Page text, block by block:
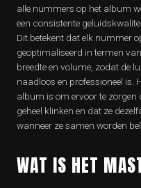
alle nummers op het album
een consistente
Dit betekent dat elk nummer
geoptimaliseerd in termen
breedte en volume, zodat de
naadloos en professioneel is.
album is om ervoor te
geheel klinken en dat ze
wanneer ze samen worden
WAT IS HET